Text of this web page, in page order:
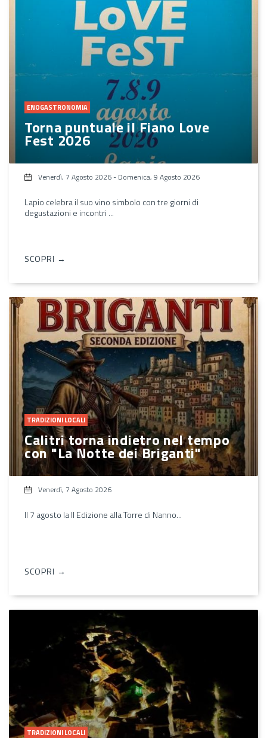
ENOGASTRONOMIA
Torna puntuale il Fiano Love
Fest 2026
Venerdì, 7 Agosto 2026 - Domenica, 9 Agosto 2026
Lapio celebra il suo vino simbolo con tre giorni di
degustazioni e incontri ...
SCOPRI →
TRADIZIONI LOCALI
Calitri torna indietro nel tempo
con "La Notte dei Briganti"
Venerdì, 7 Agosto 2026
Il 7 agosto la II Edizione alla Torre di Nanno...
SCOPRI →
TRADIZIONI LOCALI